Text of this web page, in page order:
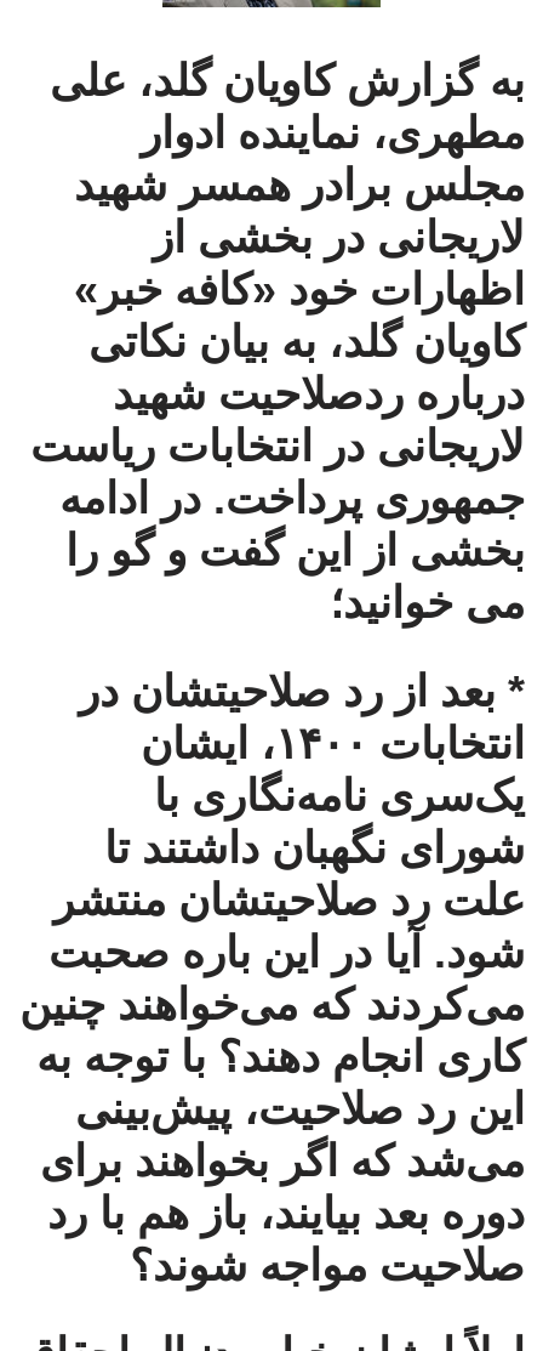
به گزارش کاویان گلد، علی
مطهری، نماینده ادوار
مجلس برادر همسر شهید
لاریجانی در بخشی از
اظهارات خود «کافه خبر»
کاویان گلد، به بیان نکاتی
درباره ردصلاحیت شهید
لاریجانی در انتخابات ریاست
جمهوری پرداخت. در ادامه
بخشی از این گفت و گو را
می خوانید؛
* بعد از رد صلاحیتشان در
انتخابات ۱۴۰۰، ایشان
یک‌سری نامه‌نگاری با
شورای نگهبان داشتند تا
علت رد صلاحیتشان منتشر
شود. آیا در این باره صحبت
می‌کردند که می‌خواهند چنین
کاری انجام دهند؟ با توجه به
این رد صلاحیت، پیش‌بینی
می‌شد که اگر بخواهند برای
دوره بعد بیایند، باز هم با رد
صلاحیت مواجه شوند؟